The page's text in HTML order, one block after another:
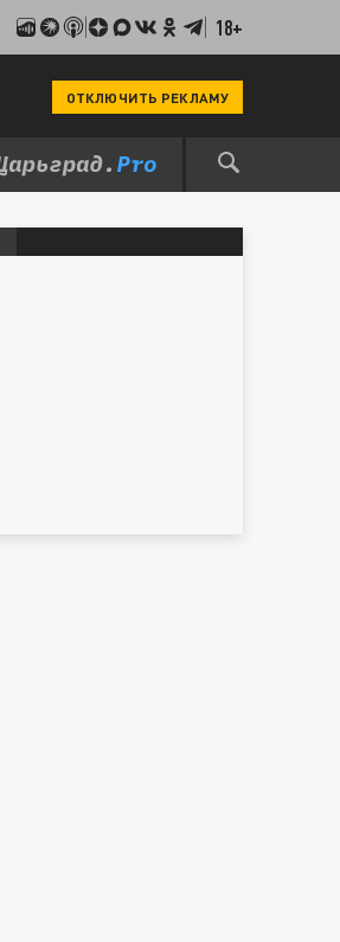
18+
ОТКЛЮЧИТЬ РЕКЛАМУ